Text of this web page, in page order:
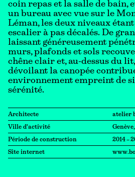
coin repas et la salle de bain,
un bureau avec vue sur le
Léman, les deux niveaux
escalier à pas décalés. De
laissant généreusement
murs, plafonds et sols
chêne clair et, au-dessus du
dévoilant la canopée
environnement empreint de
sérénité.
Architecte atelier
Ville d'activité
Période de construction 2014 –
Site internet